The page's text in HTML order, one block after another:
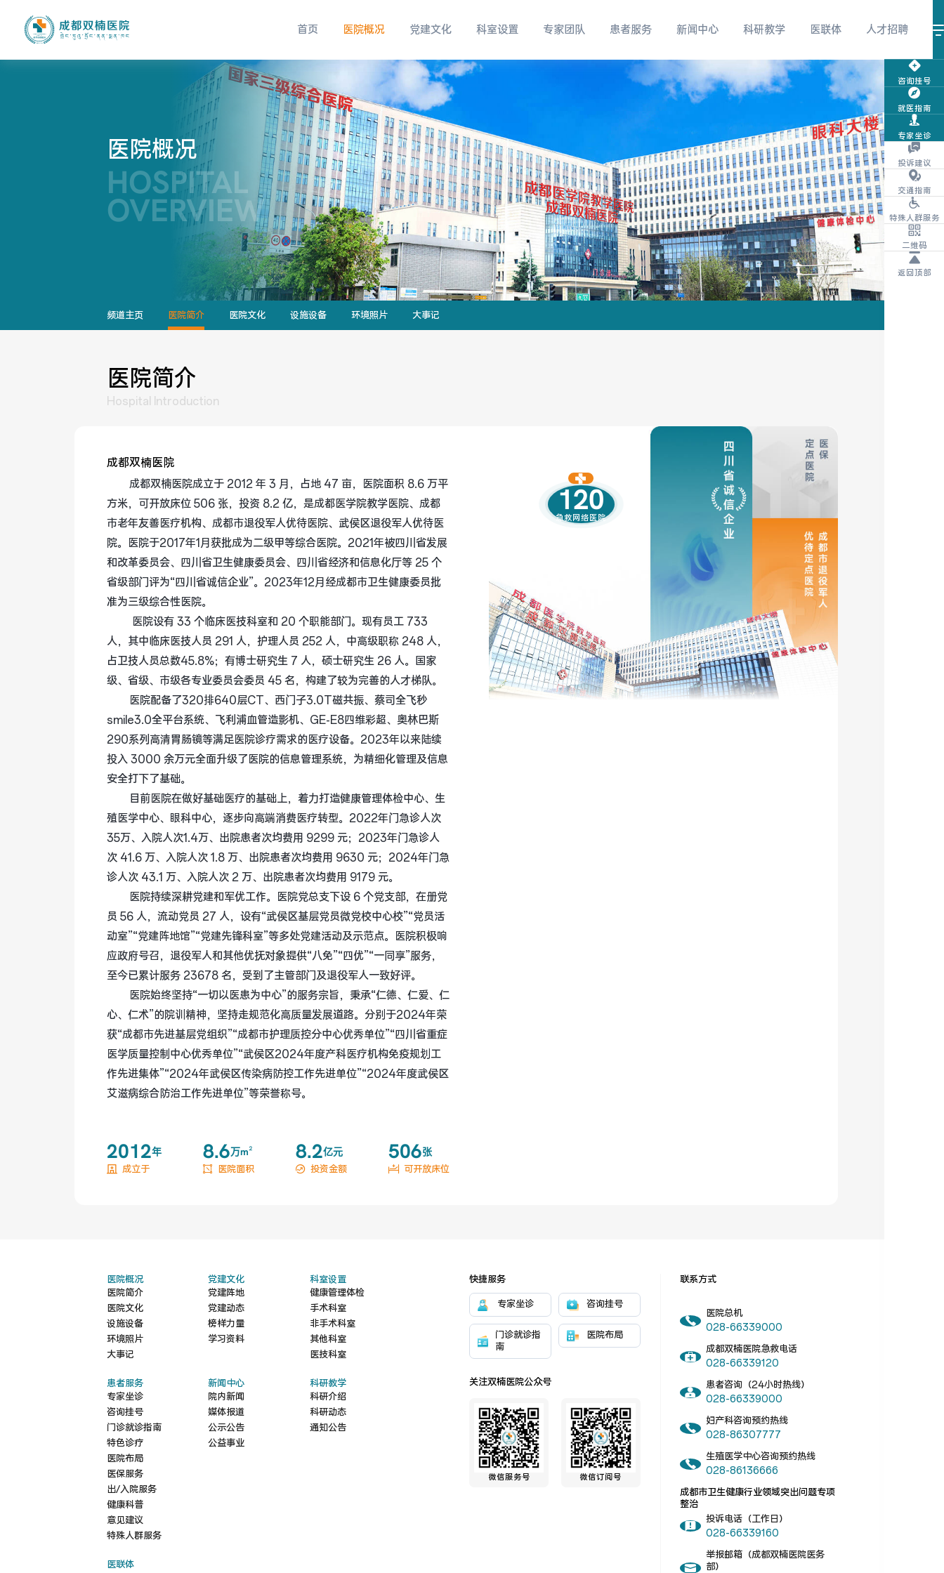
首页 医院概况 党建文化 科室设置 专家团队 患者服务 新闻中心 科研教学 医联体 人才招聘
医院概况
HOSPITAL
OVERVIEW
频道主页 医院简介 医院文化 设施设备 环境照片 大事记
医院简介
Hospital Introduction
成都双楠医院
成都双楠医院成立于 2012 年 3 月，占地 47 亩，医院面积 8.6 万平
方米，可开放床位 506 张，投资 8.2 亿，是成都医学院教学医院、成都
市老年友善医疗机构、成都市退役军人优待医院、武侯区退役军人优待医
院。医院于2017年1月获批成为二级甲等综合医院。2021年被四川省发展
和改革委员会、四川省卫生健康委员会、四川省经济和信息化厅等 25 个
省级部门评为“四川省诚信企业”。2023年12月经成都市卫生健康委员批
准为三级综合性医院。
医院设有 33 个临床医技科室和 20 个职能部门。现有员工 733
人，其中临床医技人员 291 人，护理人员 252 人，中高级职称 248 人，
占卫技人员总数45.8%；有博士研究生 7 人，硕士研究生 26 人。国家
级、省级、市级各专业委员会委员 45 名，构建了较为完善的人才梯队。
医院配备了320排640层CT、西门子3.0T磁共振、蔡司全飞秒
smile3.0全平台系统、飞利浦血管造影机、GE-E8四维彩超、奥林巴斯
290系列高清胃肠镜等满足医院诊疗需求的医疗设备。2023年以来陆续
投入 3000 余万元全面升级了医院的信息管理系统，为精细化管理及信息
安全打下了基础。
目前医院在做好基础医疗的基础上，着力打造健康管理体检中心、生
殖医学中心、眼科中心，逐步向高端消费医疗转型。2022年门急诊人次
35万、入院人次1.4万、出院患者次均费用 9299 元；2023年门急诊人
次 41.6 万、入院人次 1.8 万、出院患者次均费用 9630 元；2024年门急
诊人次 43.1 万、入院人次 2 万、出院患者次均费用 9179 元。
医院持续深耕党建和军优工作。医院党总支下设 6 个党支部，在册党
员 56 人，流动党员 27 人，设有“武侯区基层党员微党校中心校”“党员活
动室”“党建阵地馆”“党建先锋科室”等多处党建活动及示范点。医院积极响
应政府号召，退役军人和其他优抚对象提供“八免”“四优”“一同享”服务，
至今已累计服务 23678 名，受到了主管部门及退役军人一致好评。
医院始终坚持“一切以医患为中心”的服务宗旨，秉承“仁德、仁爱、仁
心、仁术”的院训精神，坚持走规范化高质量发展道路。分别于2024年荣
获“成都市先进基层党组织”“成都市护理质控分中心优秀单位”“四川省重症
医学质量控制中心优秀单位”“武侯区2024年度产科医疗机构免疫规划工
作先进集体”“2024年武侯区传染病防控工作先进单位”“2024年度武侯区
艾滋病综合防治工作先进单位”等荣誉称号。
2012年
成立于
8.6万m²
医院面积
8.2亿元
投资金额
506张
可开放床位
120
急救网络医院
医院概况
医院简介
医院文化
设施设备
环境照片
大事记
党建文化
党建阵地
党建动态
榜样力量
学习资料
科室设置
健康管理体检
手术科室
非手术科室
其他科室
医技科室
患者服务
专家坐诊
咨询挂号
门诊就诊指南
特色诊疗
医院布局
医保服务
出/入院服务
健康科普
意见建议
特殊人群服务
新闻中心
院内新闻
媒体报道
公示公告
公益事业
科研教学
科研介绍
科研动态
通知公告
医联体
快捷服务
专家坐诊 咨询挂号
门诊就诊指
南
医院布局
关注双楠医院公众号
微信服务号 微信订阅号
联系方式
医院总机
028-66339000
成都双楠医院急救电话
028-66339120
患者咨询（24小时热线）
028-66339000
妇产科咨询预约热线
028-86307777
生殖医学中心咨询预约热线
028-86136666
成都市卫生健康行业领域突出问题专项
整治
投诉电话（工作日）
028-66339160
举报邮箱（成都双楠医院医务
部）
咨询挂号
就医指南
专家坐诊
投诉建议
交通指南
特殊人群服务
二维码
微信服务号 微信订阅号 视频号
抖音 团购商城 体检报告查询
返回顶部